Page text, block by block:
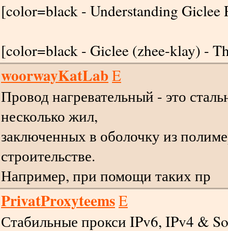
[color=black - Understanding Giclee
[color=black - Giclee (zhee-klay) -
woorwayKatLabE
Провод нагревательный - это
несколько жил,
заключенных в оболочку из
строительстве.
Например, при помощи таких пр
PrivatProxyteemsE
Стабильные прокси IPv6, IPv4 &